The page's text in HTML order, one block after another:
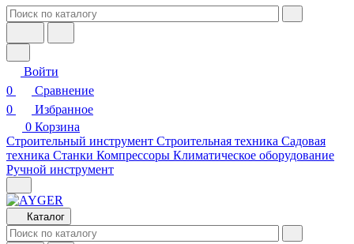
Войти
0
Сравнение
0
Избранное
0 Корзина
Строительный инструмент Строительная техника Садовая
техника Станки Компрессоры Климатическое оборудование
Ручной инструмент
Каталог